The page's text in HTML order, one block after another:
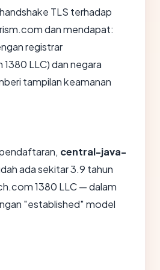
TLS terhadap
dan mendapat:
registrar
LLC) dan negara
tampilan keamanan
central-java-
ada sekitar 3.9 tahun
1380 LLC — dalam
"established" model